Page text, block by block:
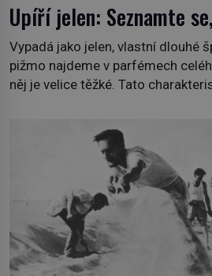
Upíří jelen: Seznamte
Vypadá jako jelen, vlastní dlouhé
pižmo najdeme v parfémech
něj je velice těžké. Tato
1778), jenže v Asii o něm ví už
připomíná jelena, v kohoutku